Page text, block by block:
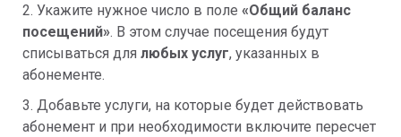
2. Укажите нужное число в поле «Общий баланс
посещений». В этом случае посещения будут
списываться для любых услуг, указанных в
абонементе.
3. Добавьте услуги, на которые будет действовать
абонемент и при необходимости включите пересчет